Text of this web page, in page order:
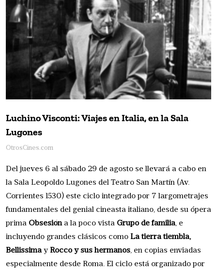
Luchino Visconti: Viajes en Italia, en la Sala
Lugones
OtrosCines.com
Del jueves 6 al sábado 29 de agosto se llevará a cabo en
la Sala Leopoldo Lugones del Teatro San Martín (Av.
Corrientes 1530) este ciclo integrado por 7 largometrajes
fundamentales del genial cineasta italiano, desde su ópera
prima Obsesióna la poco vista Grupo de familia, e
incluyendo grandes clásicos como La tierra tiembla,
Bellissimay Rocco y sus hermanos, en copias enviadas
especialmente desde Roma. El ciclo está organizado por